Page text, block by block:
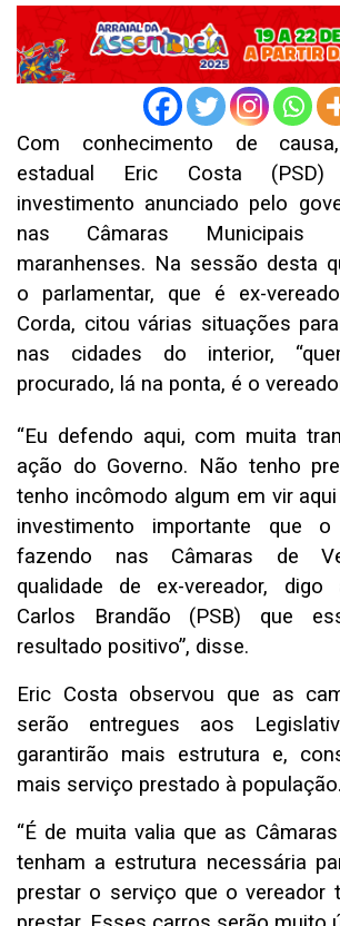
Com conhecimento de
estadual Eric Costa
investimento anunciado pelo
nas Câmaras Municipais
maranhenses. Na sessão desta
o parlamentar, que é ex-
Corda, citou várias situações
nas cidades do interior,
procurado, lá na ponta, é o
“Eu defendo aqui, com muita
ação do Governo. Não tenho
tenho incômodo algum em vir
investimento importante que
fazendo nas Câmaras de
qualidade de ex-vereador, digo
Carlos Brandão (PSB) que
resultado positivo”, disse.
Eric Costa observou que as
serão entregues aos
garantirão mais estrutura e,
mais serviço prestado à população.
“É de muita valia que as
tenham a estrutura necessária
prestar o serviço que o vereador